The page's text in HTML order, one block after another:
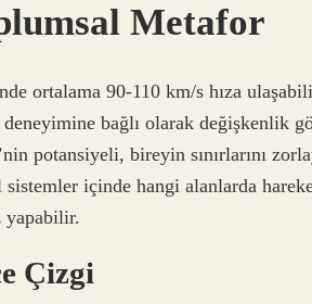
Metafor
ortalama 90-110 km/s hıza
bağlı olarak değişkenlik
potansiyeli, bireyin sınırlarını
içinde hangi alanlarda
yapabilir.
Çizgi